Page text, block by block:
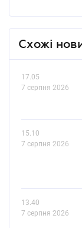
Схожі
17.05
7 серпня 2026
15.10
7 серпня 2026
13.40
7 серпня 2026